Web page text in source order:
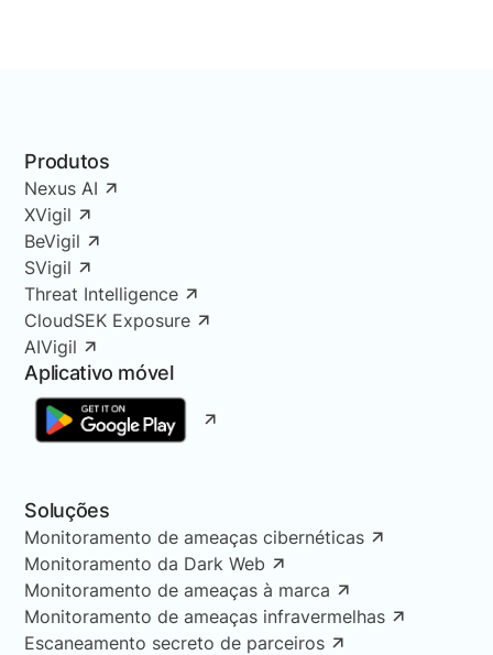
Produtos
Nexus AI
XVigil
BeVigil
SVigil
Threat Intelligence
CloudSEK Exposure
AIVigil
Aplicativo móvel
Soluções
Monitoramento de ameaças cibernéticas
Monitoramento da Dark Web
Monitoramento de ameaças à marca
Monitoramento de ameaças infravermelhas
Escaneamento secreto de parceiros